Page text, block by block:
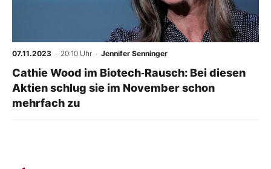
07.11.2023 · 20:10 Uhr · Jennifer Senninger
Cathie Wood im Biotech‑Rausch: Bei diesen
Aktien schlug sie im November schon
mehrfach zu